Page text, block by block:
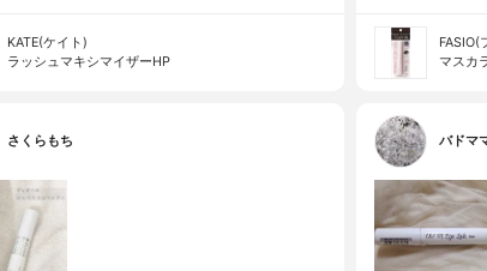
KATE(ケイト)
ラッシュマキシマイザーHP
FASIO(
マスカ
さくらもち バドマ